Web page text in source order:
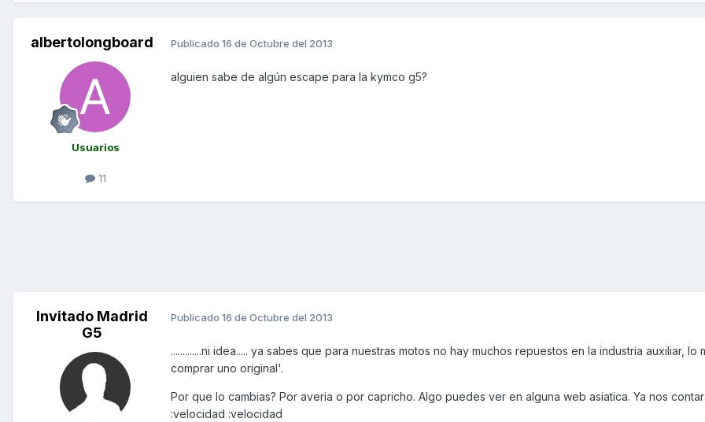
albertolongboard
Usuarios
11
Publicado 16 de Octubre del 2013
alguien sabe de algún escape para la kymco g5?
Invitado Madrid
G5
Publicado 16 de Octubre del 2013
.............ni idea..... ya sabes que para nuestras motos no hay muchos repuestos en la industria auxiliar, lo
comprar uno original'.
Por que lo cambias? Por averia o por capricho. Algo puedes ver en alguna web asiatica. Ya nos
:velocidad :velocidad